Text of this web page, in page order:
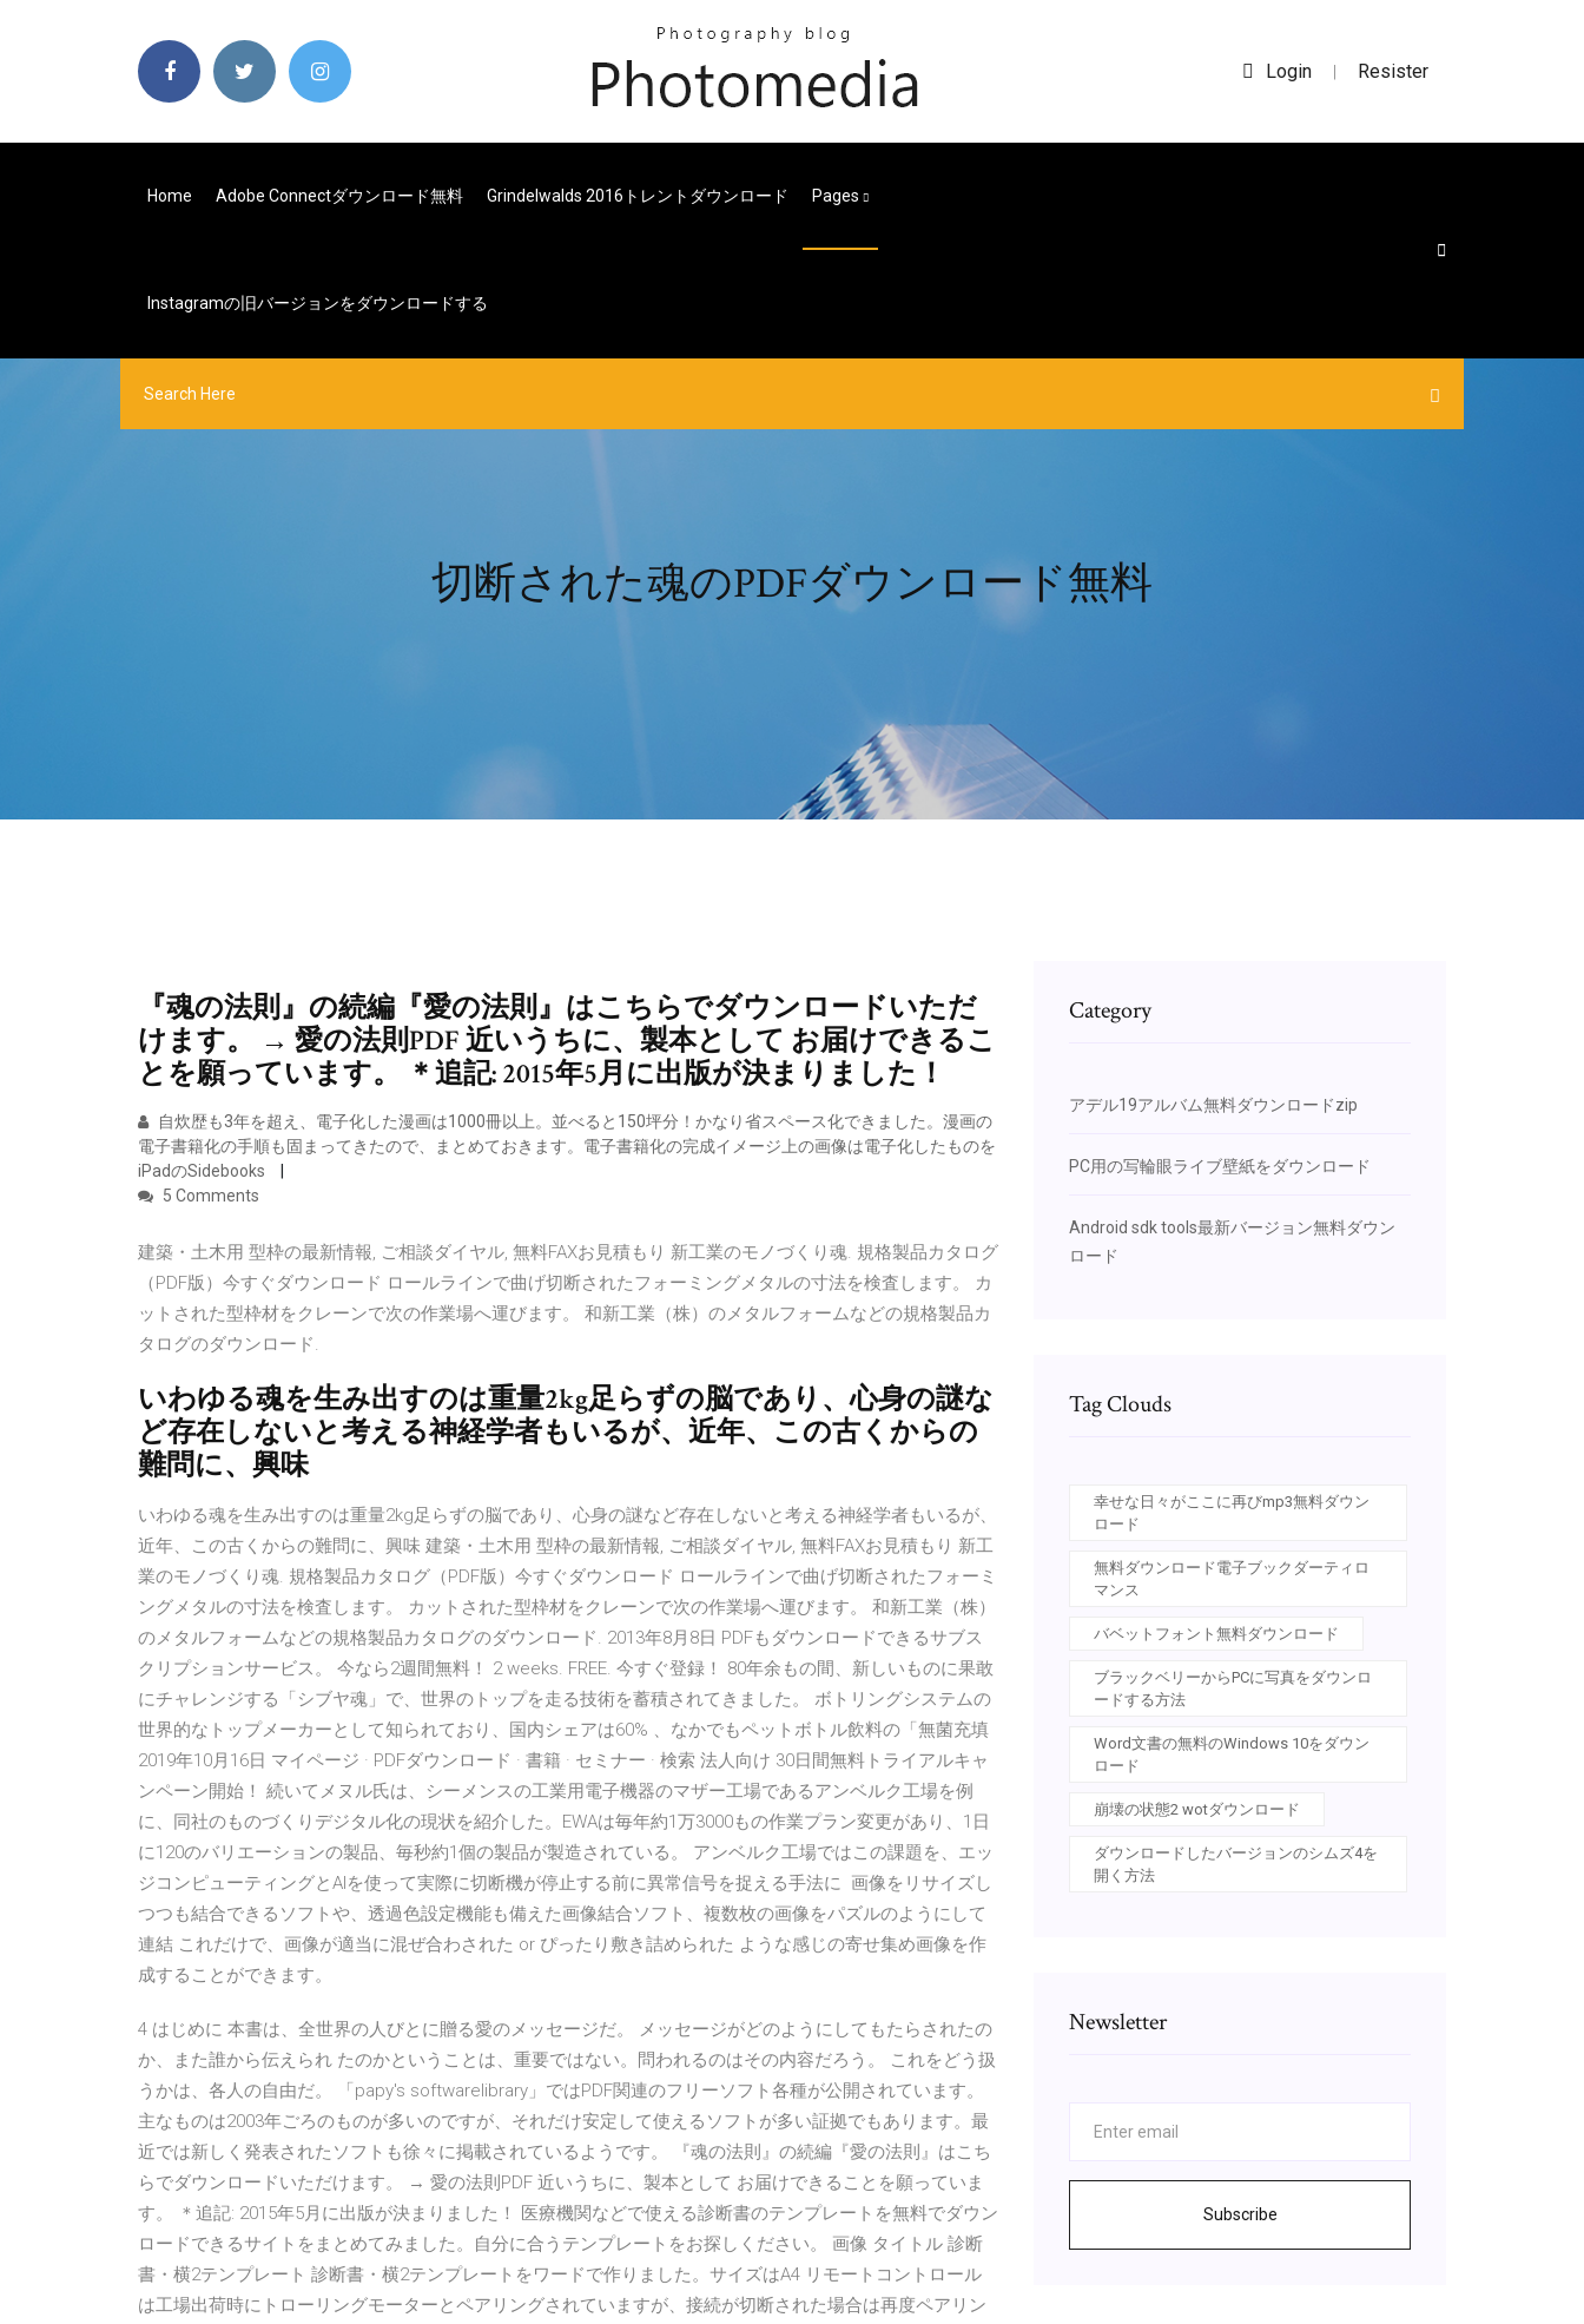
Login | Resister
Home Adobe Connectダウンロード無料 Grindelwalds 2016トレントダウンロード Pages
Instagramの旧バージョンをダウンロードする
切断された魂のPDFダウンロード無料
『魂の法則』の続編『愛の法則』はこちらでダウンロードいただ
けます。 → 愛の法則PDF 近いうちに、製本として お届けできるこ
とを願っています。 ＊追記: 2015年5月に出版が決まりました！
自炊歴も3年を超え、電子化した漫画は1000冊以上。並べると150坪分！かなり省スペース化できました。漫画の
電子書籍化の手順も固まってきたので、まとめておきます。電子書籍化の完成イメージ上の画像は電子化したものを
iPadのSidebooks
5 Comments
建築・土木用 型枠の最新情報, ご相談ダイヤル, 無料FAXお見積もり 新工業のモノづくり魂. 規格製品カタログ
（PDF版）今すぐダウンロード ロールラインで曲げ切断されたフォーミングメタルの寸法を検査します。 カ
ットされた型枠材をクレーンで次の作業場へ運びます。 和新工業（株）のメタルフォームなどの規格製品カ
タログのダウンロード.
いわゆる魂を生み出すのは重量2kg足らずの脳であり、心身の謎な
ど存在しないと考える神経学者もいるが、近年、この古くからの
難問に、興味
いわゆる魂を生み出すのは重量2kg足らずの脳であり、心身の謎など存在しないと考える神経学者もいるが、
近年、この古くからの難問に、興味 建築・土木用 型枠の最新情報, ご相談ダイヤル, 無料FAXお見積もり 新工
業のモノづくり魂. 規格製品カタログ（PDF版）今すぐダウンロード ロールラインで曲げ切断されたフォーミ
ングメタルの寸法を検査します。 カットされた型枠材をクレーンで次の作業場へ運びます。 和新工業（株）
のメタルフォームなどの規格製品カタログのダウンロード. 2013年8月8日 PDFもダウンロードできるサブス
クリプションサービス。 今なら2週間無料！ 2 weeks. FREE. 今すぐ登録！ 80年余もの間、新しいものに果敢
にチャレンジする「シブヤ魂」で、世界のトップを走る技術を蓄積されてきました。 ボトリングシステムの
世界的なトップメーカーとして知られており、国内シェアは60% 、なかでもペットボトル飲料の「無菌充填
2019年10月16日 マイページ · PDFダウンロード · 書籍 · セミナー · 検索 法人向け 30日間無料トライアルキャ
ンペーン開始！ 続いてメヌル氏は、シーメンスの工業用電子機器のマザー工場であるアンベルク工場を例
に、同社のものづくりデジタル化の現状を紹介した。EWAは毎年約1万3000もの作業プラン変更があり、1日
に120のバリエーションの製品、毎秒約1個の製品が製造されている。 アンベルク工場ではこの課題を、エッ
ジコンピューティングとAIを使って実際に切断機が停止する前に異常信号を捉える手法に 画像をリサイズし
つつも結合できるソフトや、透過色設定機能も備えた画像結合ソフト、複数枚の画像をパズルのようにして
連結 これだけで、画像が適当に混ぜ合わされた or ぴったり敷き詰められた ような感じの寄せ集め画像を作
成することができます。
4 はじめに 本書は、全世界の人びとに贈る愛のメッセージだ。 メッセージがどのようにしてもたらされたの
か、また誰から伝えられ たのかということは、重要ではない。問われるのはその内容だろう。 これをどう扱
うかは、各人の自由だ。 「papy's softwarelibrary」ではPDF関連のフリーソフト各種が公開されています。
主なものは2003年ごろのものが多いのですが、それだけ安定して使えるソフトが多い証拠でもあります。最
近では新しく発表されたソフトも徐々に掲載されているようです。 『魂の法則』の続編『愛の法則』はこち
らでダウンロードいただけます。 → 愛の法則PDF 近いうちに、製本として お届けできることを願っていま
す。 ＊追記: 2015年5月に出版が決まりました！ 医療機関などで使える診断書のテンプレートを無料でダウン
ロードできるサイトをまとめてみました。自分に合うテンプレートをお探しください。 画像 タイトル 診断
書・横2テンプレート 診断書・横2テンプレートをワードで作りました。サイズはA4 リモートコントロール
は工場出荷時にトローリングモーターとペアリングされていますが、接続が切断された場合は再度ペアリン
Category
アデル19アルバム無料ダウンロードzip
PC用の写輪眼ライブ壁紙をダウンロード
Android sdk tools最新バージョン無料ダウン
ロード
Tag Clouds
幸せな日々がここに再びmp3無料ダウン
ロード
無料ダウンロード電子ブックダーティロ
マンス
バベットフォント無料ダウンロード
ブラックベリーからPCに写真をダウンロ
ードする方法
Word文書の無料のWindows 10をダウン
ロード
崩壊の状態2 wotダウンロード
ダウンロードしたバージョンのシムズ4を
開く方法
Newsletter
Subscribe